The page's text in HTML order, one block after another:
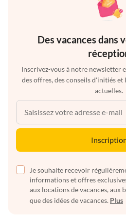
Des vacances dans
Inscrivez-vous à notre newsletter
des offres, des conseils d'initiés et
actuelles.
Je souhaite recevoir
informations et offres
aux locations de vacances, aux
que des idées de vacances. Plus